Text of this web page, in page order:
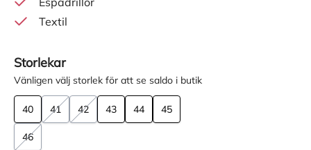
Textil
Storlekar
Vänligen välj storlek för att se saldo i butik
40 41 42 43 44 45
46